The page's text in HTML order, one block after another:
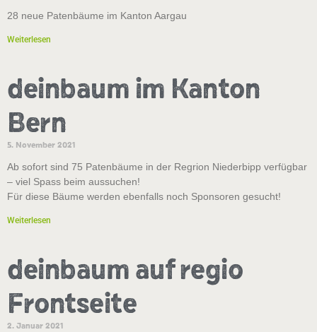
28 neue Patenbäume im Kanton Aargau
Weiterlesen
deinbaum im Kanton
Bern
5. November 2021
Ab sofort sind 75 Patenbäume in der Regrion Niederbipp verfügbar
– viel Spass beim aussuchen!
Für diese Bäume werden ebenfalls noch Sponsoren gesucht!
Weiterlesen
deinbaum auf regio
Frontseite
2. Januar 2021